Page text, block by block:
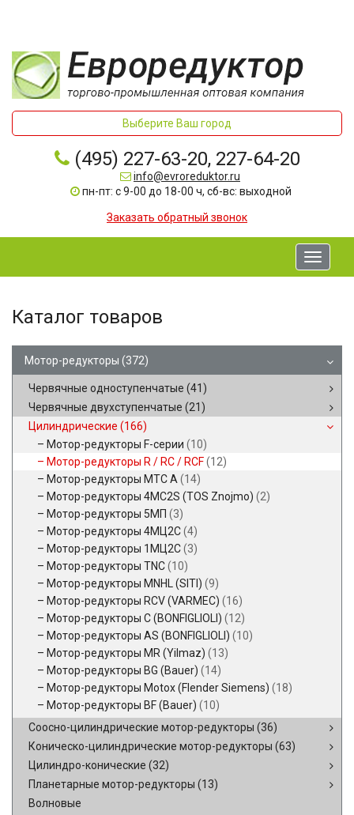
Выберите Ваш город
(495) 227-63-20, 227-64-20
info@evroreduktor.ru
пн-пт: с 9-00 до 18-00 ч, сб-вс: выходной
Заказать обратный звонок
Toggle
Каталог товаров
Мотор-редукторы (372)
Червячные одноступенчатые (41)
Червячные двухступенчатые (21)
Цилиндрические (166)
Мотор-редукторы F-серии (10)
Мотор-редукторы R / RC / RCF(12)
Мотор-редукторы MTC A (14)
Мотор-редукторы 4MC2S (TOS Znojmo) (2)
Мотор-редукторы 5МП (3)
Мотор-редукторы 4МЦ2С(4)
Мотор-редукторы 1МЦ2С(3)
Мотор-редукторы TNC(10)
Мотор-редукторы MNHL (SITI) (9)
Мотор-редукторы RCV (VARMEC) (16)
Мотор-редукторы C (BONFIGLIOLI) (12)
Мотор-редукторы AS (BONFIGLIOLI) (10)
Мотор-редукторы MR (Yilmaz) (13)
Мотор-редукторы BG (Bauer) (14)
Мотор-редукторы Motox (Flender Siemens) (18)
Мотор-редукторы BF (Bauer) (10)
Соосно-цилиндрические мотор-редукторы (36)
Коническо-цилиндрические мотор-редукторы (63)
Цилиндро-конические (32)
Планетарные мотор-редукторы (13)
Волновые